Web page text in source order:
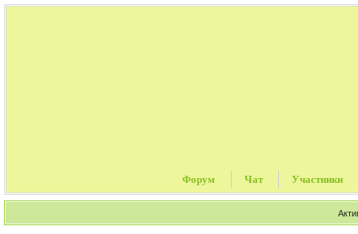
Форум Чат Участники